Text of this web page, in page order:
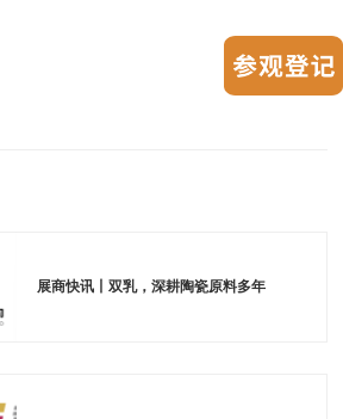
展商快讯丨双乳，深耕陶瓷原料多年